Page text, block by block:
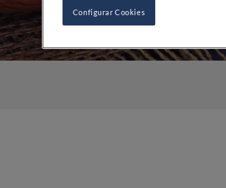
Configurar Cookies